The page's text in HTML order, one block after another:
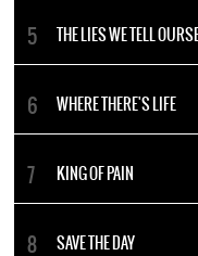
THE LIES WE TELL
WHERE THERE'S LIFE
KING OF PAIN
SAVE THE DAY